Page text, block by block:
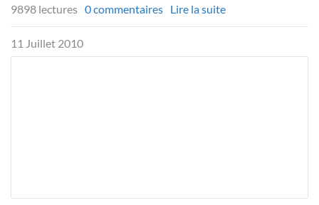
9898 lectures 0 commentaires Lire la suite
11 Juillet 2010